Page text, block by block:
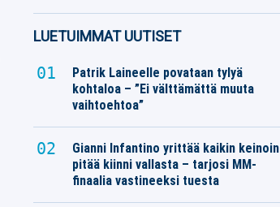
LUETUIMMAT UUTISET
Patrik Laineelle povataan tylyä
kohtaloa – ”Ei välttämättä muuta
vaihtoehtoa”
Gianni Infantino yrittää kaikin keinoin
pitää kiinni vallasta – tarjosi MM-
finaalia vastineeksi tuesta